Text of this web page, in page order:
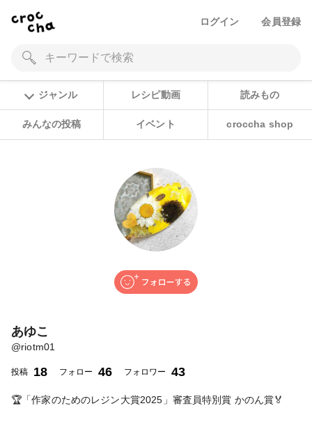
ログイン 会員登録
ジャンル レシピ動画 読みもの
みんなの投稿 イベント croccha shop
あゆこ
@riotm01
投稿 18 フォロー 46 フォロワー 43
🏆「作家のためのレジン大賞2025」審査員特別賞 かのん賞🏅